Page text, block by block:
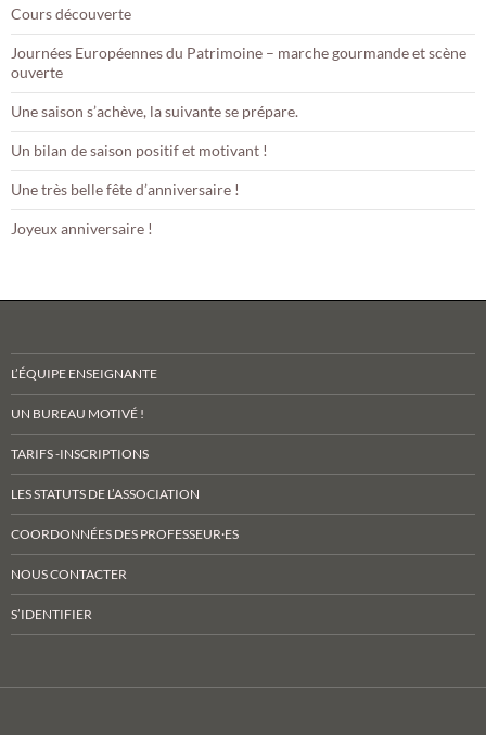
Cours découverte
Journées Européennes du Patrimoine – marche gourmande et scène
ouverte
Une saison s’achève, la suivante se prépare.
Un bilan de saison positif et motivant !
Une très belle fête d’anniversaire !
Joyeux anniversaire !
L’ÉQUIPE ENSEIGNANTE
UN BUREAU MOTIVÉ !
TARIFS -INSCRIPTIONS
LES STATUTS DE L’ASSOCIATION
COORDONNÉES DES PROFESSEUR·ES
NOUS CONTACTER
S’IDENTIFIER